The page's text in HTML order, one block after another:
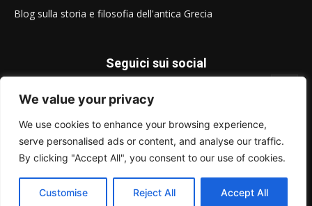
We value your privacy
We use cookies to enhance your browsing experience,
serve personalised ads or content, and analyse our traffic.
By clicking "Accept All", you consent to our use of cookies.
Customise Reject All Accept All
Blog sulla storia e filosofia dell'antica Grecia
Seguici sui social
© Bassaparola.it 2015-2025
Privacy Policy